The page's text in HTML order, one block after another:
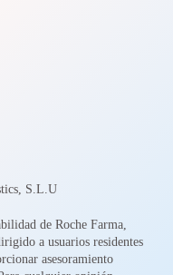
S.L.U
de Roche Farma,
a usuarios residentes
asesoramiento